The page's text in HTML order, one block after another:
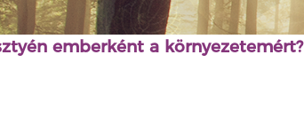
emberként a környezetemért?